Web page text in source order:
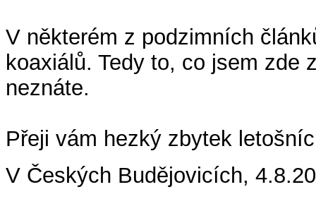
V některém z podzimních
koaxiálů. Tedy to, co jsem
neznáte.
Přeji vám hezký zbytek
V Českých Budějovicích,